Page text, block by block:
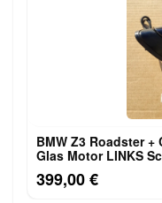
BMW Z3 Roadster
Glas Motor LINKS
399,00 €